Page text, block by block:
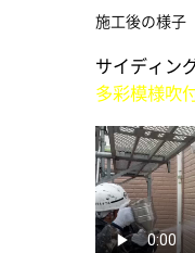
施工後の様子
サイディン
多彩模様吹